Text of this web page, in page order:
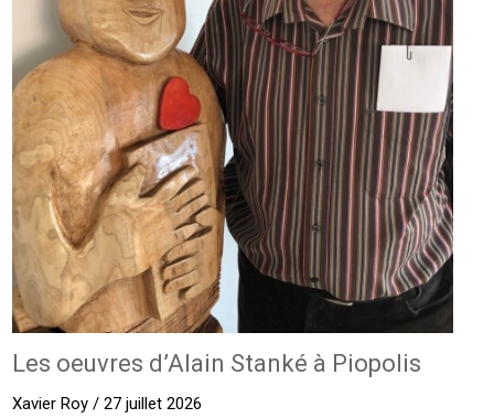
Les oeuvres d’Alain Stanké à Piopolis
Xavier Roy / 27 juillet 2026